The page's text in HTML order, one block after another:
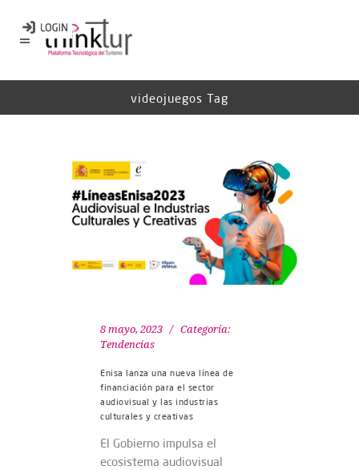
videojuegos Tag
8 mayo, 2023
Categoría:
Tendencias
Enisa lanza una nueva línea de
financiación para el sector
audiovisual y las industrias
culturales y creativas
El Gobierno impulsa el
ecosistema audiovisual